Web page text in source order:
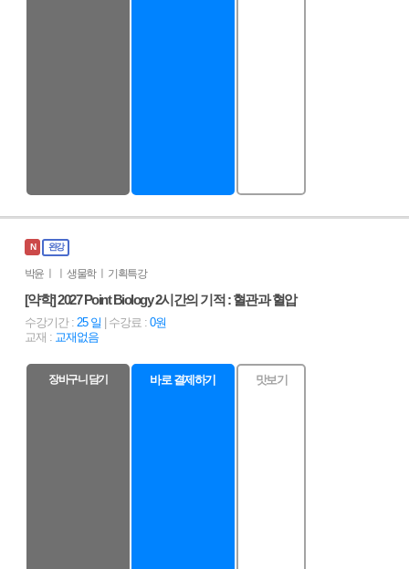
N 완강
박윤 ㅣ ㅣ 생물학 ㅣ 기획특강
[약학] 2027 Point Biology 2시간의 기적 : 혈관과 혈압
수강기간 : 25 일 | 수강료 : 0원
교재 : 교재없음
장바구니 담기 바로 결제하기 맛보기